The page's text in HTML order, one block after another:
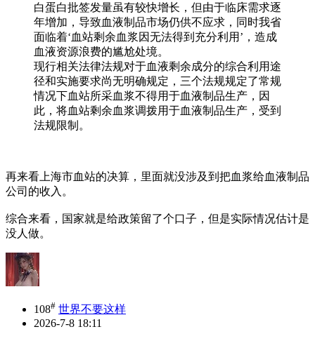
白蛋白批签发量虽有较快增长，但由于临床需求逐
年增加，导致血液制品市场仍供不应求，同时我省
面临着‘血站剩余血浆因无法得到充分利用’，造成
血液资源浪费的尴尬处境。
现行相关法律法规对于血液剩余成分的综合利用途
径和实施要求尚无明确规定，三个法规规定了常规
情况下血站所采血浆不得用于血液制品生产，因
此，将血站剩余血浆调拨用于血液制品生产，受到
法规限制。
再来看上海市血站的决算，里面就没涉及到把血浆给血液制品
公司的收入。
综合来看，国家就是给政策留了个口子，但是实际情况估计是
没人做。
108# 世界不要这样
2026-7-8 18:11